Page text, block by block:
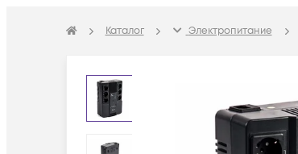
Каталог Электропитание